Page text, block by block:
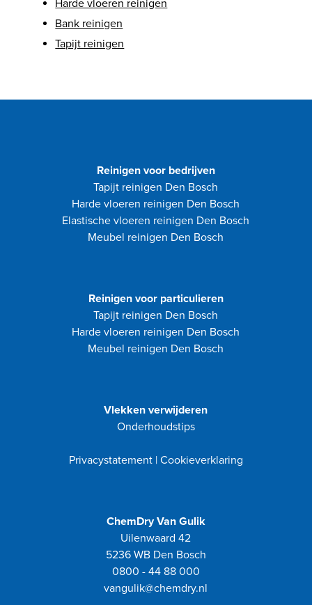
Harde vloeren reinigen
Bank reinigen
Tapijt reinigen
Reinigen voor bedrijven
Tapijt reinigen Den Bosch
Harde vloeren reinigen Den Bosch
Elastische vloeren reinigen Den Bosch
Meubel reinigen Den Bosch
Reinigen voor particulieren
Tapijt reinigen Den Bosch
Harde vloeren reinigen Den Bosch
Meubel reinigen Den Bosch
Vlekken verwijderen
Onderhoudstips
Privacystatement| Cookieverklaring
ChemDry Van Gulik
Uilenwaard 42
5236 WB Den Bosch
0800 - 44 88 000
vangulik@chemdry.nl